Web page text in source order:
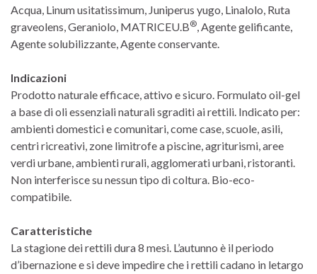
Acqua, Linum usitatissimum, Juniperus yugo, Linalolo, Ruta
graveolens, Geraniolo, MATRICEU.B® , Agente gelificante,
Agente solubilizzante, Agente conservante.
Indicazioni
Prodotto naturale efficace, attivo e sicuro. Formulato oil-gel
a base di oli essenziali naturali sgraditi ai rettili. Indicato per:
ambienti domestici e comunitari, come case, scuole, asili,
centri ricreativi, zone limitrofe a piscine, agriturismi, aree
verdi urbane, ambienti rurali, agglomerati urbani, ristoranti.
Non interferisce su nessun tipo di coltura. Bio-eco-
compatibile.
Caratteristiche
La stagione dei rettili dura 8 mesi. L’autunno è il periodo
d’ibernazione e si deve impedire che i rettili cadano in letargo